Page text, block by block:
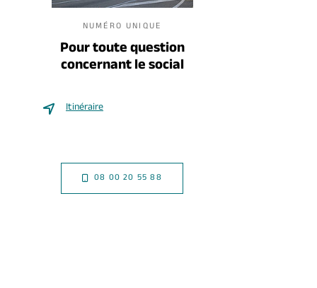
NUMÉRO UNIQUE
Pour toute question
concernant le social
Itinéraire
08 00 20 55 88